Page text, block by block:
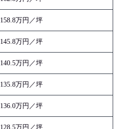
158.8万円／坪
145.8万円／坪
140.5万円／坪
135.8万円／坪
136.0万円／坪
128.5万円／坪